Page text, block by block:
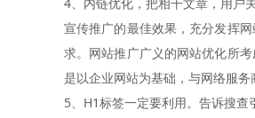
宣传推广的最佳效果，充分发挥
求。网站推广广义的网站优化所
是以企业网站为基础，与网络服
5、H1标签一定要利用。告诉搜查